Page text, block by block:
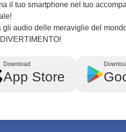
il tuo smartphone nel tuo
gli audio delle meraviglie del
Download
App Store